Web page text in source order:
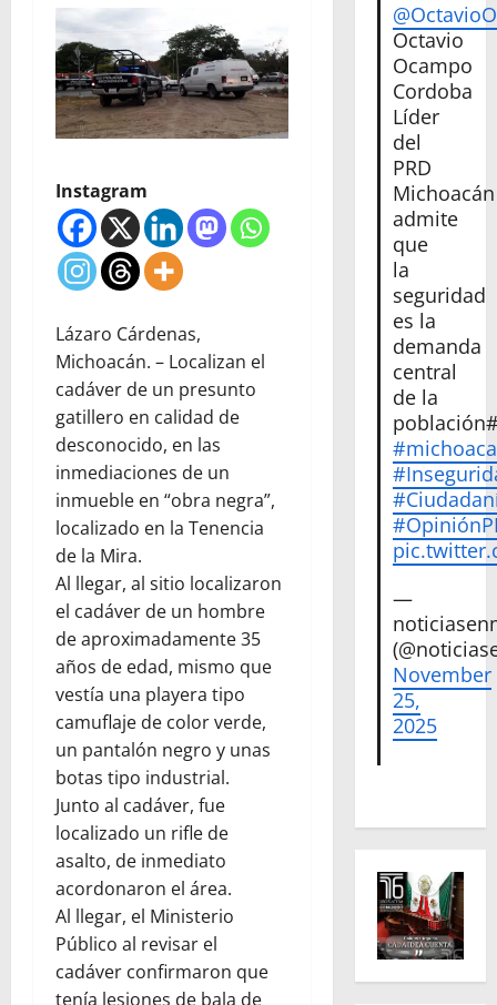
Instagram
Lázaro Cárdenas,
Michoacán. – Localizan el
cadáver de un presunto
gatillero en calidad de
desconocido, en las
inmediaciones de un
inmueble en “obra negra”,
localizado en la Tenencia
de la Mira.
Al llegar, al sitio localizaron
el cadáver de un hombre
de aproximadamente 35
años de edad, mismo que
vestía una playera tipo
camuflaje de color verde,
un pantalón negro y unas
botas tipo industrial.
Junto al cadáver, fue
localizado un rifle de
asalto, de inmediato
acordonaron el área.
Al llegar, el Ministerio
Público al revisar el
cadáver confirmaron que
tenía lesiones de bala de
Octavio
Ocampo
Cordoba
Líder
del
PRD
Michoacán
admite
que
la
seguridad
es la
demanda
central
de la
—
November
25,
2025